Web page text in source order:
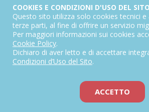
Condizioni d’utilizzo del sito
Condizioni generali di abbonamento
Informativa sul diritto di recesso
Dichiarazione di accessibilità
COOKIES E CONDIZIONI D'USO DEL SITO
Questo sito utilizza solo cookies tecnici e
terze parti, al fine di offrire un servizio
Per maggiori informazioni sui cookies
Cookie Policy.
Dichiaro di aver letto e di accettare
Condizioni d’Uso del Sito.
ACCETTO